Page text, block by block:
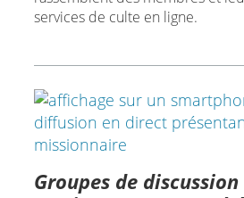
services de culte en ligne.
Groupes de